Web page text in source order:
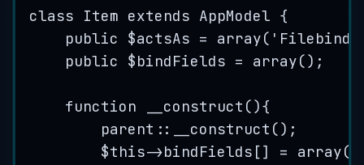
class Item extends AppModel {
public
$actsAs = array( '
public
$bindFields = array();
function __construct (){
parent :: __construct ();
$this->bindFields [] = array(